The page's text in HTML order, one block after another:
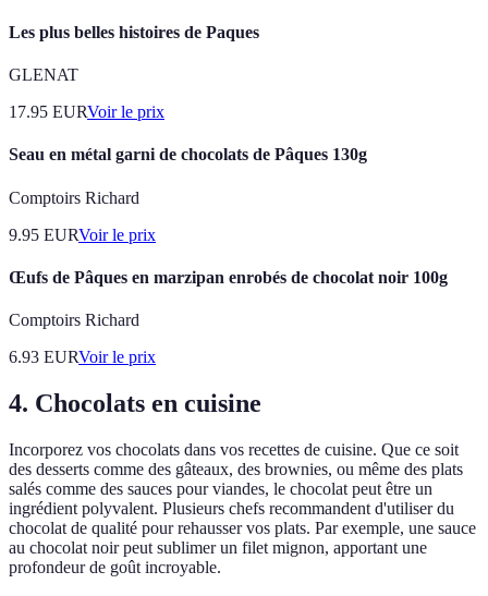
Les plus belles histoires de Paques
GLENAT
17.95 EURVoir le prix
Seau en métal garni de chocolats de Pâques 130g
Comptoirs Richard
9.95 EURVoir le prix
Œufs de Pâques en marzipan enrobés de chocolat noir 100g
Comptoirs Richard
6.93 EURVoir le prix
4. Chocolats en cuisine
Incorporez vos chocolats dans vos recettes de cuisine. Que ce soit
des desserts comme des gâteaux, des brownies, ou même des plats
salés comme des sauces pour viandes, le chocolat peut être un
ingrédient polyvalent. Plusieurs chefs recommandent d'utiliser du
chocolat de qualité pour rehausser vos plats. Par exemple, une sauce
au chocolat noir peut sublimer un filet mignon, apportant une
profondeur de goût incroyable.